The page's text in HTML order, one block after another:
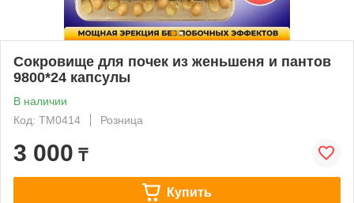
Сокровище для почек из женьшеня и пантов
9800*24 капсулы
В наличии
Код: ТМ0414
Розница
3 000 ₸
Купить